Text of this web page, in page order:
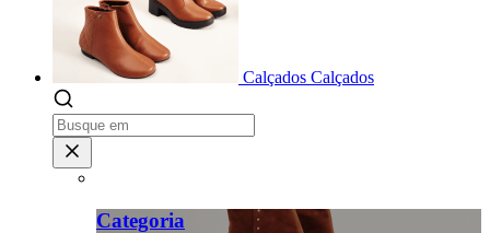
Calçados Calçados
Categoria